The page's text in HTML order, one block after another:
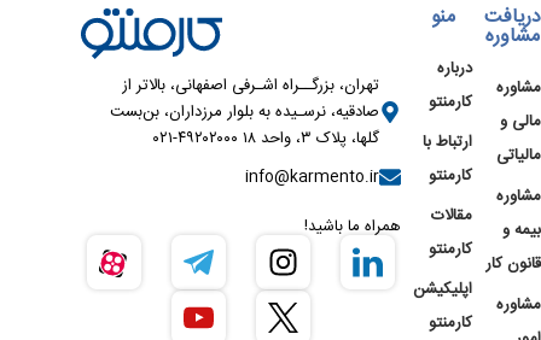
دریافت
مشاوره
مشاوره
مالی و
مالیاتی
مشاوره
بیمه و
قانون کار
مشاوره
منو
درباره
کارمنتو
ارتباط با
کارمنتو
مقالات
کارمنتو
اپلیکیشن
کارمنتو
تهران، بزرگــراه اشـرفی اصفهانی، بالاتر از
صادقیه، نرسـیده به بلوار مرزداران، بن‌بست
گلها، پلاک ۳، واحد ۱۸ ۴۹۲۰۲۰۰۰-۰۲۱
info@karmento.ir
همراه ما باشید!